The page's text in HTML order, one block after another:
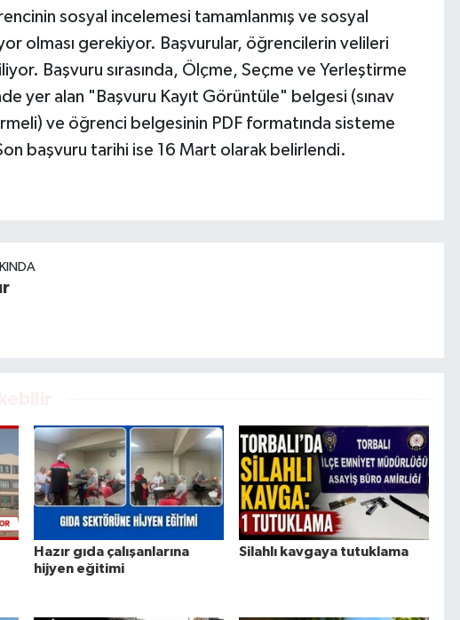
sosyal incelemesi tamamlanmış ve sosyal
olması gerekiyor. Başvurular, öğrencilerin velileri
Başvuru sırasında, Ölçme, Seçme ve Yerleştirme
yer alan "Başvuru Kayıt Görüntüle" belgesi (sınav
ve öğrenci belgesinin PDF formatında sisteme
başvuru tarihi ise 16 Mart olarak belirlendi.
Hazır gıda çalışanlarına
hijyen eğitimi
Silahlı kavgaya tutuklama